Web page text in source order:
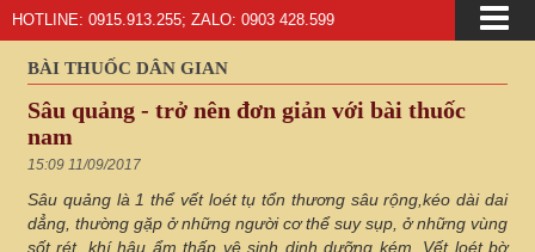
HOTLINE: 0915.913.255; ZALO: 0903 428.599
BÀI THUỐC DÂN GIAN
Sâu quảng - trở nên đơn giản với bài thuốc
nam
15:09 11/09/2017
Sâu quảng là 1 thể vết loét tụ tổn thương sâu rộng,kéo dài dai
dẳng, thường gặp ở những người cơ thể suy sụp, ở những vùng
sốt rét, khí hậu ẩm thấp vệ sinh dinh dưỡng kém. Vết loét bờ